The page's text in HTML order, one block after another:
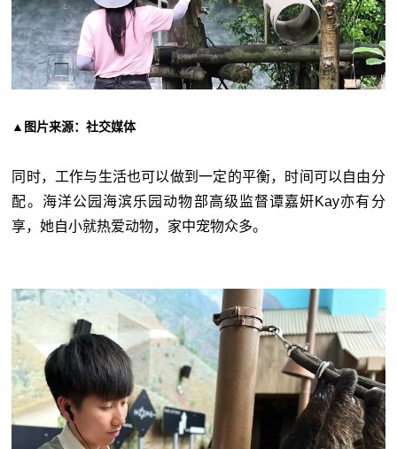
▲图片来源：社交媒体
同时，工作与生活也可以做到一定的平衡，时间可以自由分
配。 海洋公园海滨乐园动物部高级监督谭嘉姸Kay亦有分
享，她自小就热爱动物，家中宠物众多。